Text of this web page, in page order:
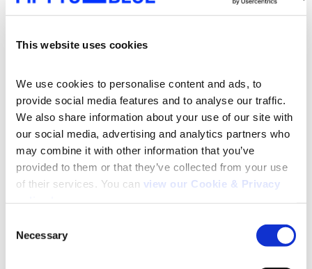
This website uses cookies
We use cookies to personalise content and ads, to
provide social media features and to analyse our traffic.
We also share information about your use of our site with
our social media, advertising and analytics partners who
may combine it with other information that you’ve
provided to them or that they’ve collected from your use
of their services. You can view our Cookie & Privacy
Selection
Necessary
fecharam o trimestre com queda nos investimentos.